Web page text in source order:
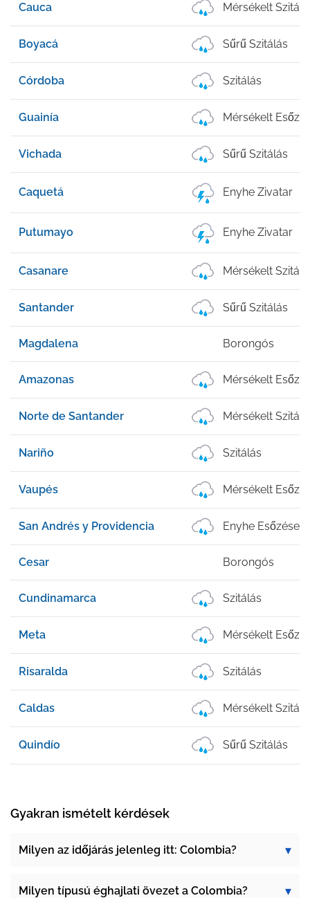
Cauca Mérsékelt
Boyacá Sűrű Szitálás
Córdoba Szitálás
Guainía Mérsékelt
Vichada Sűrű Szitálás
Caquetá Enyhe Zivatar
Putumayo Enyhe Zivatar
Casanare Mérsékelt
Santander Sűrű Szitálás
Magdalena Borongós
Amazonas Mérsékelt
Norte de Santander Mérsékelt
Nariño Szitálás
Vaupés Mérsékelt
San Andrés y Providencia Enyhe Esőzések
Cesar Borongós
Cundinamarca Szitálás
Meta Mérsékelt
Risaralda Szitálás
Caldas Mérsékelt
Quindío Sűrű Szitálás
Gyakran ismételt kérdések
Milyen az időjárás jelenleg itt: Colombia?
Milyen típusú éghajlati övezet a Colombia?